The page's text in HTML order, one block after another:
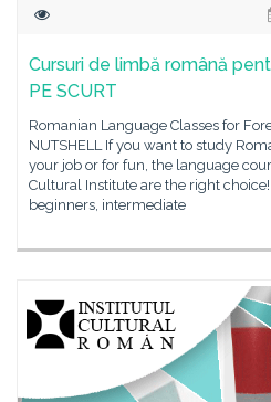
Cursuri de limbă română
PE SCURT
Romanian Language Classes for
NUTSHELL If you want to study
your job or for fun, the language
Cultural Institute are the right
beginners, intermediate